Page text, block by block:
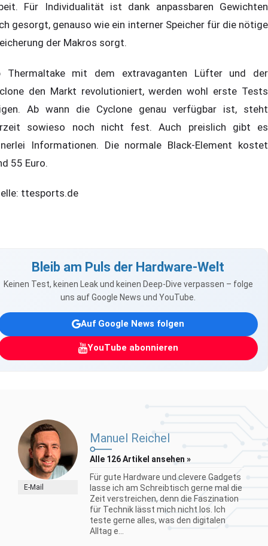
Für Individualität ist dank anpassbaren Gewichten
gesorgt, genauso wie ein interner Speicher für die nötige
der Makros sorgt.
Thermaltake mit dem extravaganten Lüfter und der
den Markt revolutioniert, werden wohl erste Tests
Ab wann die Cyclone genau verfügbar ist, steht
sowieso noch nicht fest. Auch preislich gibt es
Informationen. Die normale Black-Element kostet
55 Euro.
ttesports.de
Bleib am Puls der Hardware-Welt
Keinen Test, keinen Leak und keinen Deep-Dive verpassen – folge
uns auf Google News und YouTube.
Auf Google News folgen
YouTube abonnieren
E-Mail
Manuel Reichel
Alle 126 Artikel ansehen »
Für gute Hardware und clevere Gadgets
lasse ich am Schreibtisch gerne mal die
Zeit verstreichen, denn die Faszination
für Technik lässt mich nicht los. Ich
teste gerne alles, was den digitalen
Alltag e...